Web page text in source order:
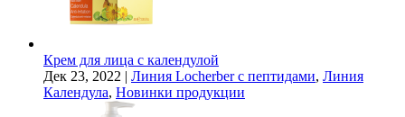
Крем для лица с календулой
Дек 23, 2022 | Линия Locherber с пептидами, Линия
Календула, Новинки продукции